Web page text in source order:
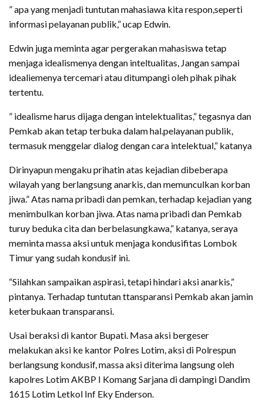
” apa yang menjadi tuntutan mahasiawa kita respon,seperti
informasi pelayanan publik,” ucap Edwin.
Edwin juga meminta agar pergerakan mahasiswa tetap
menjaga idealismenya dengan inteltualitas, Jangan sampai
idealiemenya tercemari atau ditumpangi oleh pihak pihak
tertentu.
” idealisme harus dijaga dengan intelektualitas,” tegasnya dan
Pemkab akan tetap terbuka dalam hal.pelayanan publik,
termasuk menggelar dialog dengan cara intelektual,” katanya
Dirinyapun mengaku prihatin atas kejadian dibeberapa
wilayah yang berlangsung anarkis, dan memunculkan korban
jiwa.” Atas nama pribadi dan pemkan, terhadap kejadian yang
menimbulkan korban jiwa. Atas nama pribadi dan Pemkab
turuy beduka cita dan berbelasungkawa,” katanya, seraya
meminta massa aksi untuk menjaga kondusifitas Lombok
Timur yang sudah kondusif ini.
“Silahkan sampaikan aspirasi, tetapi hindari aksi anarkis,”
pintanya. Terhadap tuntutan ttansparansi Pemkab akan jamin
keterbukaan transparansi.
Usai beraksi di kantor Bupati. Masa aksi bergeser
melakukan aksi ke kantor Polres Lotim, aksi di Polrespun
berlangsung kondusif, massa aksi diterima langsung oleh
kapolres Lotim AKBP I Komang Sarjana di dampingi Dandim
1615 Lotim Letkol Inf Eky Enderson.